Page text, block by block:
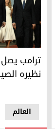
بينغ
ترامب يصل
العالم
ترامب
نظيره